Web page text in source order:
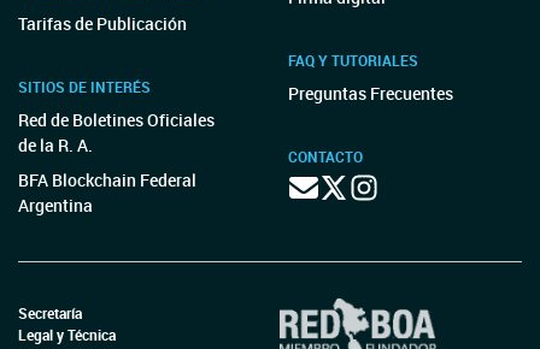
Tarifas de Publicación
SITIOS DE INTERÉS
Red de Boletines Oficiales
de la R. A.
BFA Blockchain Federal
Argentina
FAQ Y TUTORIALES
Preguntas Frecuentes
CONTACTO
Secretaría
Legal y Técnica